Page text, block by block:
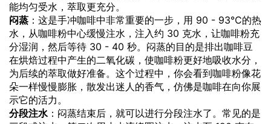
能均匀受水，萃取更充分。
闷蒸 ：这是手冲咖啡中非常重要的一步，用 90 - 93℃的热
水，从咖啡粉中心缓慢注水，注入约 30 克水，让咖啡粉充
分湿润，然后等待 30 - 40 秒。闷蒸的目的是排出咖啡豆
在烘焙过程中产生的二氧化碳，使咖啡粉更好地吸收水分，
为后续的萃取做好准备。这个过程中，你会看到咖啡粉像花
朵一样慢慢膨胀，散发出迷人的香气，仿佛是咖啡在向你展
示它的活力。
分段注水：闷蒸结束后，就可以进行分段注水了。常见的是